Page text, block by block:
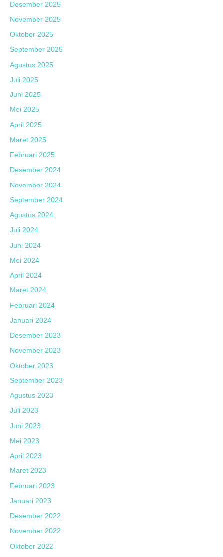
Desember 2025
November 2025
Oktober 2025
September 2025
Agustus 2025
Juli 2025
Juni 2025
Mei 2025
April 2025
Maret 2025
Februari 2025
Desember 2024
November 2024
September 2024
Agustus 2024
Juli 2024
Juni 2024
Mei 2024
April 2024
Maret 2024
Februari 2024
Januari 2024
Desember 2023
November 2023
Oktober 2023
September 2023
Agustus 2023
Juli 2023
Juni 2023
Mei 2023
April 2023
Maret 2023
Februari 2023
Januari 2023
Desember 2022
November 2022
Oktober 2022